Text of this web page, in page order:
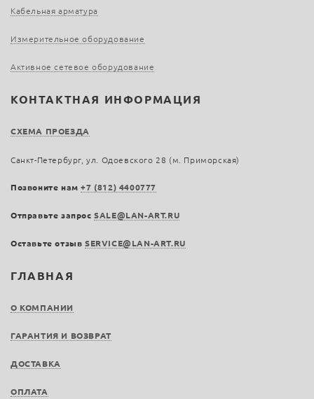
ГЛАВНАЯ
О КОМПАНИИ
ГАРАНТИЯ И ВОЗВРАТ
ДОСТАВКА
ОПЛАТА
Кабельная арматура
Измерительное оборудование
Активное сетевое оборудование
КОНТАКТНАЯ ИНФОРМАЦИЯ
СХЕМА ПРОЕЗДА
Санкт-Петербург, ул. Одоевского 28 (м. Приморская)
Позвоните нам+7 (812) 4400777
Отправьте запросSALE@LAN-ART.RU
Оставьте отзыв SERVICE@LAN-ART.RU